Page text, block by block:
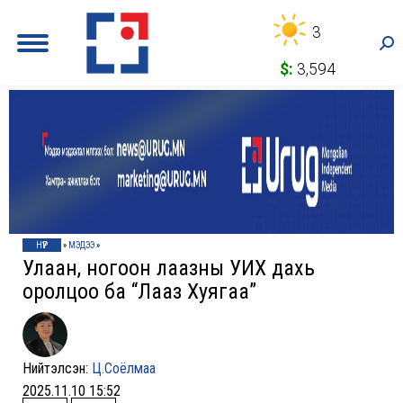
3
$: 3,594
НҮҮР » МЭДЭЭ»
Улаан, ногоон лаазны УИХ дахь
оролцоо ба “Лааз Хуягаа”
Нийтэлсэн: Ц.Соёлмаа
2025.11.10 15:52